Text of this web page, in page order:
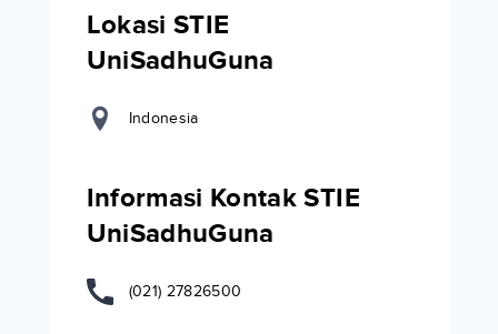
Lokasi STIE
UniSadhuGuna
Indonesia
Informasi Kontak STIE
UniSadhuGuna
(021) 27826500